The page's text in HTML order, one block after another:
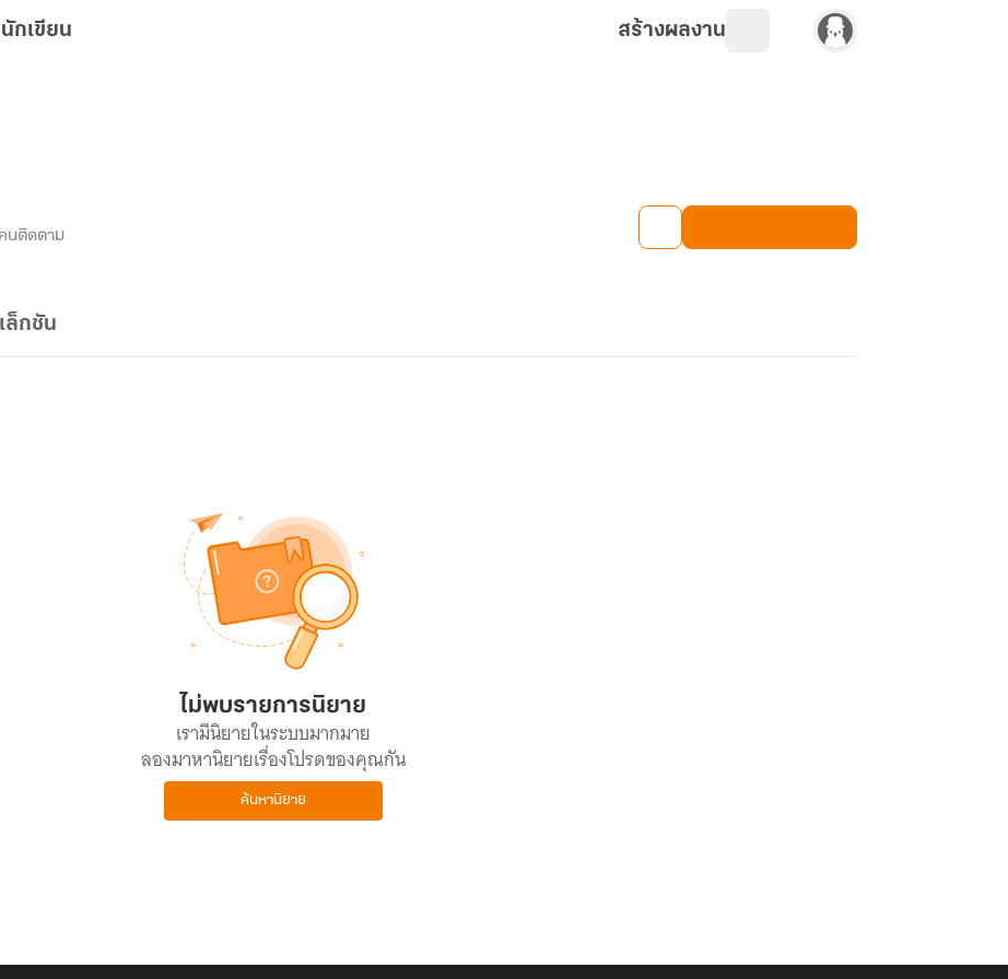
กเขียน สร้างผลงาน
คนติดตาม
ล็กชัน
ไม่พบรายการนิยาย
เรามีนิยายในระบบมากมาย
ลองมาหานิยายเรื่องโปรดของคุณกัน
ค้นหานิยาย